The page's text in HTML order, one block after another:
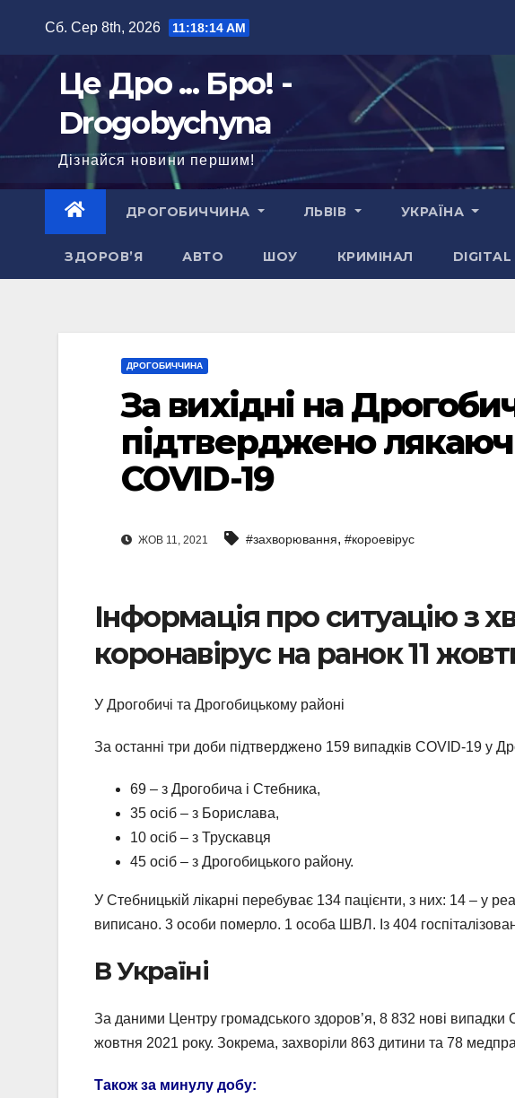
Сб. Сер 8th, 2026 11:18:15 AM
Це Дро ... Бро! -
Drogobychyna
Дізнайся новини першим!
ДРОГОБИЧЧИНА ЛЬВІВ УКРАЇНА
ЗДОРОВ’Я АВТО ШОУ КРИМІНАЛ DIGITAL
ДРОГОБИЧЧИНА
За вихідні на
підтверджено
COVID-19
ЖОВ 11, 2021 #захворювання, #короевірус
Інформація про ситуацію з
коронавірус на ранок 11
У Дрогобичі та Дрогобицькому районі
За останні три доби підтверджено 159 випадків COVID-19 у
69 – з Дрогобича і Стебника,
35 осіб – з Борислава,
10 осіб – з Трускавця
45 осіб – з Дрогобицького району.
У Стебницькій лікарні перебуває 134 пацієнти, з них: 14 – у
виписано. 3 особи померло. 1 особа ШВЛ. Із 404
В Україні
За даними Центру громадського здоров’я, 8 832 нові випадки
жовтня 2021 року. Зокрема, захворіли 863 дитини та 78
Також за минулу добу: